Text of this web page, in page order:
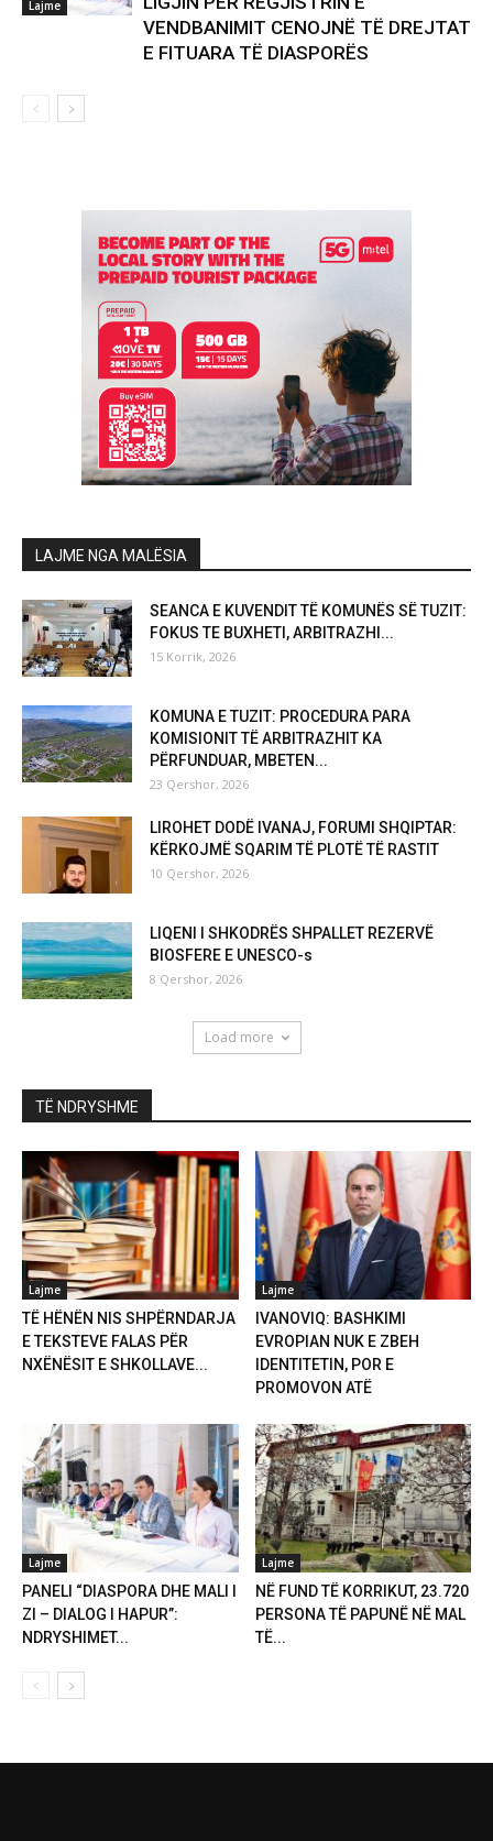
Lajme
VENDBANIMIT CENOJNË TË DREJTAT
E FITUARA TË DIASPORËS
LAJME NGA MALËSIA
SEANCA E KUVENDIT TË KOMUNËS SË TUZIT:
FOKUS TE BUXHETI, ARBITRAZHI...
15 Korrik, 2026
KOMUNA E TUZIT: PROCEDURA PARA
KOMISIONIT TË ARBITRAZHIT KA
PËRFUNDUAR, MBETEN...
23 Qershor, 2026
LIROHET DODË IVANAJ, FORUMI SHQIPTAR:
KËRKOJMË SQARIM TË PLOTË TË RASTIT
10 Qershor, 2026
LIQENI I SHKODRËS SHPALLET REZERVË
BIOSFERE E UNESCO-s
8 Qershor, 2026
Load more
TË NDRYSHME
Lajme
TË HËNËN NIS SHPËRNDARJA
E TEKSTEVE FALAS PËR
NXËNËSIT E SHKOLLAVE...
Lajme
IVANOVIQ: BASHKIMI
EVROPIAN NUK E ZBEH
IDENTITETIN, POR E
PROMOVON ATË
Lajme
PANELI “DIASPORA DHE MALI I
ZI – DIALOG I HAPUR”:
NDRYSHIMET...
Lajme
NË FUND TË KORRIKUT, 23.720
PERSONA TË PAPUNË NË MAL
TË...